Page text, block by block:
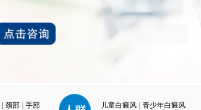
颈部
手部
儿童白癜风
青少年白癜风